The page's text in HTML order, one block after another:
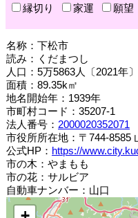
縁切り
家運 願望
名称：下松市
読み：くだまつし
人口：5万5863人〔2021年〕
面積：89.35k㎡
地名開始年：1939年
市町村コード：35207-1
法人番号： 2000020352071
市役所所在地：〒744-8585
公式HP： https://
市の木：やまもも
市の花：サルビア
自動車ナンバー：山口